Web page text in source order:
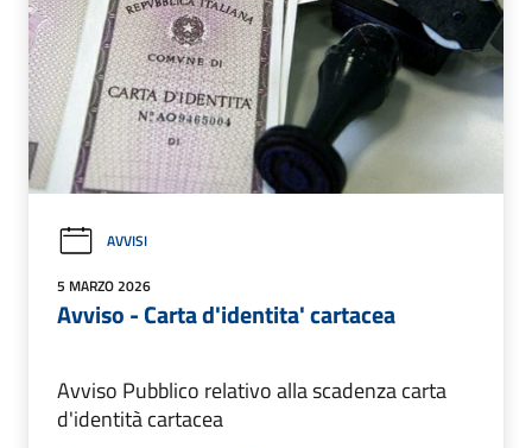
AVVISI
5 MARZO 2026
Avviso - Carta d'identita' cartacea
Avviso Pubblico relativo alla scadenza carta
d'identità cartacea